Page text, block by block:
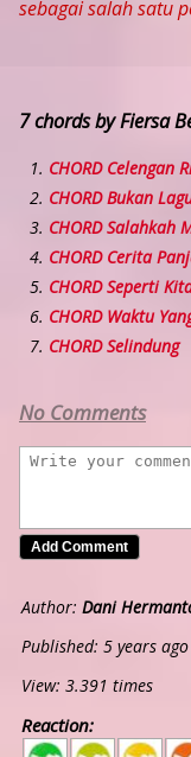
sebagai salah satu
7 chords by Fiersa
CHORD Celengan
CHORD Bukan
CHORD Salahkah
CHORD Cerita
CHORD Seperti
CHORD Waktu
CHORD Selindung
No Comments
Author: Dani
Published: 5 years ago
View: 3.391 times
Reaction:
5 4 3 2